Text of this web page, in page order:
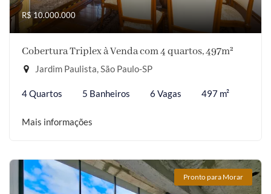
R$ 10.000.000
Cobertura Triplex à Venda com 4 quartos, 497m²
Jardim Paulista, São Paulo-SP
4 Quartos 5 Banheiros 6 Vagas 497 m²
Mais informações
Pronto para Morar